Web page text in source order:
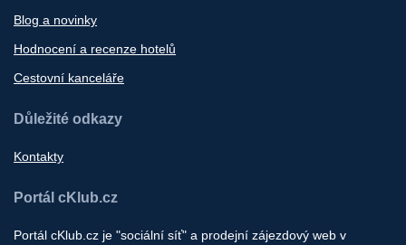
Blog a novinky
Hodnocení a recenze hotelů
Cestovní kanceláře
Důležité odkazy
Kontakty
Portál cKlub.cz
Portál cKlub.cz je "sociální síť" a prodejní zájezdový web v